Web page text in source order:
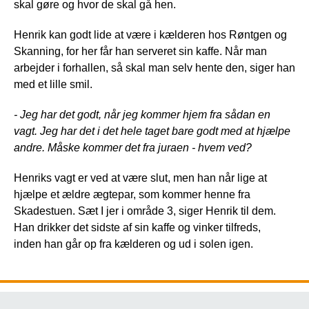
skal gøre og hvor de skal gå hen.
Henrik kan godt lide at være i kælderen hos Røntgen og
Skanning, for her får han serveret sin kaffe. Når man
arbejder i forhallen, så skal man selv hente den, siger han
med et lille smil.
- Jeg har det godt, når jeg kommer hjem fra sådan en
vagt. Jeg har det i det hele taget bare godt med at hjælpe
andre. Måske kommer det fra juraen - hvem ved?
Henriks vagt er ved at være slut, men han når lige at
hjælpe et ældre ægtepar, som kommer henne fra
Skadestuen. Sæt I jer i område 3, siger Henrik til dem.
Han drikker det sidste af sin kaffe og vinker tilfreds,
inden han går op fra kælderen og ud i solen igen.